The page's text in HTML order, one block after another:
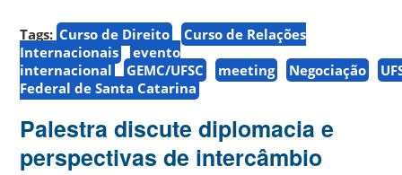
Tags: Curso de Direito
Curso de Relações
Internacionais
evento
internacional
GEMC/UFSC meeting Negociação
Federal de Santa Catarina
Palestra discute diplomacia e
perspectivas de intercâmbio